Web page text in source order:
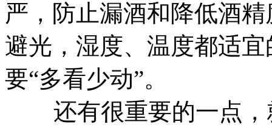
严，防止漏酒和降低酒
避光，湿度、温度都适
要“多看少动”。
还有很重要的一点，